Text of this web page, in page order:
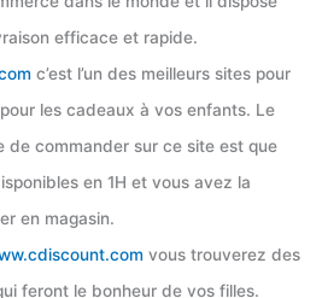
efficace et rapide.
c’est l’un des meilleurs sites pour
les cadeaux à vos enfants. Le
de commander sur ce site est que
en 1H et vous avez la
en magasin.
vous trouverez des
feront le bonheur de vos filles.